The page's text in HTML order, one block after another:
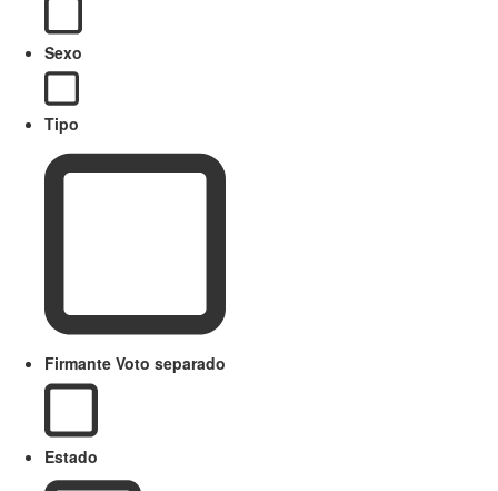
Sexo
Tipo
Firmante Voto separado
Estado